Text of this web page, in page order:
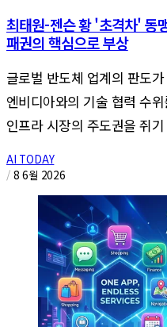
최태원-젠슨 황 '초격차' 동
패권의 핵심으로 부상
글로벌 반도체 업계의 판도
엔비디아와의 기술 협력 수
인프라 시장의 주도권을 쥐
AI TODAY
/ 8 6월 2026